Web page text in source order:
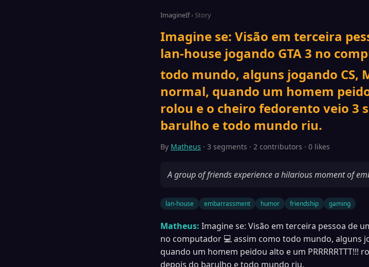
ImagineIf› Story
Imagine se: Visão em terceira
lan-house jogando GTA 3 no
todo mundo, alguns jogando CS,
normal, quando um homem
rolou e o cheiro fedorento veio 3
barulho e todo mundo riu.
By Matheus · 3 segments · 2 contributors · 0 likes
A group of friends experience a hilarious moment of
lan-house embarrassment humor friendship gaming
Matheus: Imagine se: Visão em terceira pessoa de
no computador 💻 assim como todo mundo, alguns
quando um homem peidou alto e um
depois do barulho e todo mundo riu.